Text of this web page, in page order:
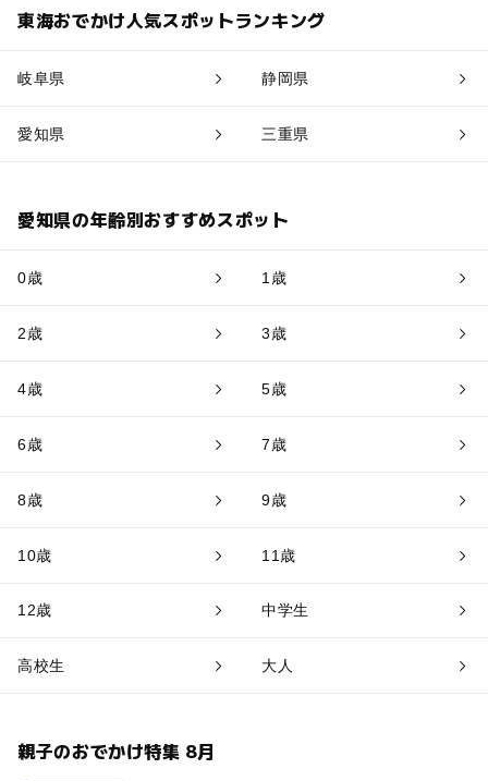
東海おでかけ人気スポットランキング
岐阜県 静岡県
愛知県 三重県
愛知県の年齢別おすすめスポット
0歳 1歳
2歳 3歳
4歳 5歳
6歳 7歳
8歳 9歳
10歳 11歳
12歳 中学生
高校生 大人
親子のおでかけ特集 8月